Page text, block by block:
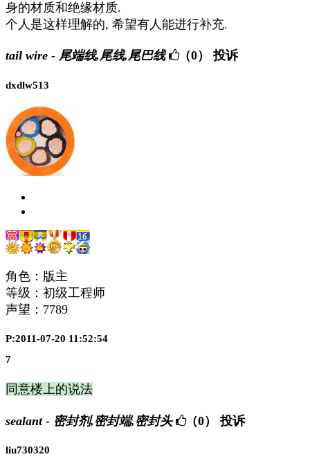
身的材质和绝缘材质.
个人是这样理解的, 希望有人能进行补充.
tail wire - 尾端线,尾线,尾巴线 （0） 投诉
dxdlw513
角色：版主
等级：初级工程师
声望： 7789
P:2011-07-20 11:52:54
7
同意楼上的说法
sealant - 密封剂,密封端,密封头 （0） 投诉
liu730320